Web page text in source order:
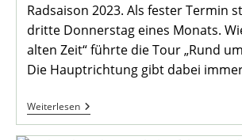
Radsaison 2023. Als fester Termin
dritte Donnerstag eines Monats.
alten Zeit“ führte die Tour „Rund
Die Hauptrichtung gibt dabei
WeiterlesenDie
Monatsradtouren
2023